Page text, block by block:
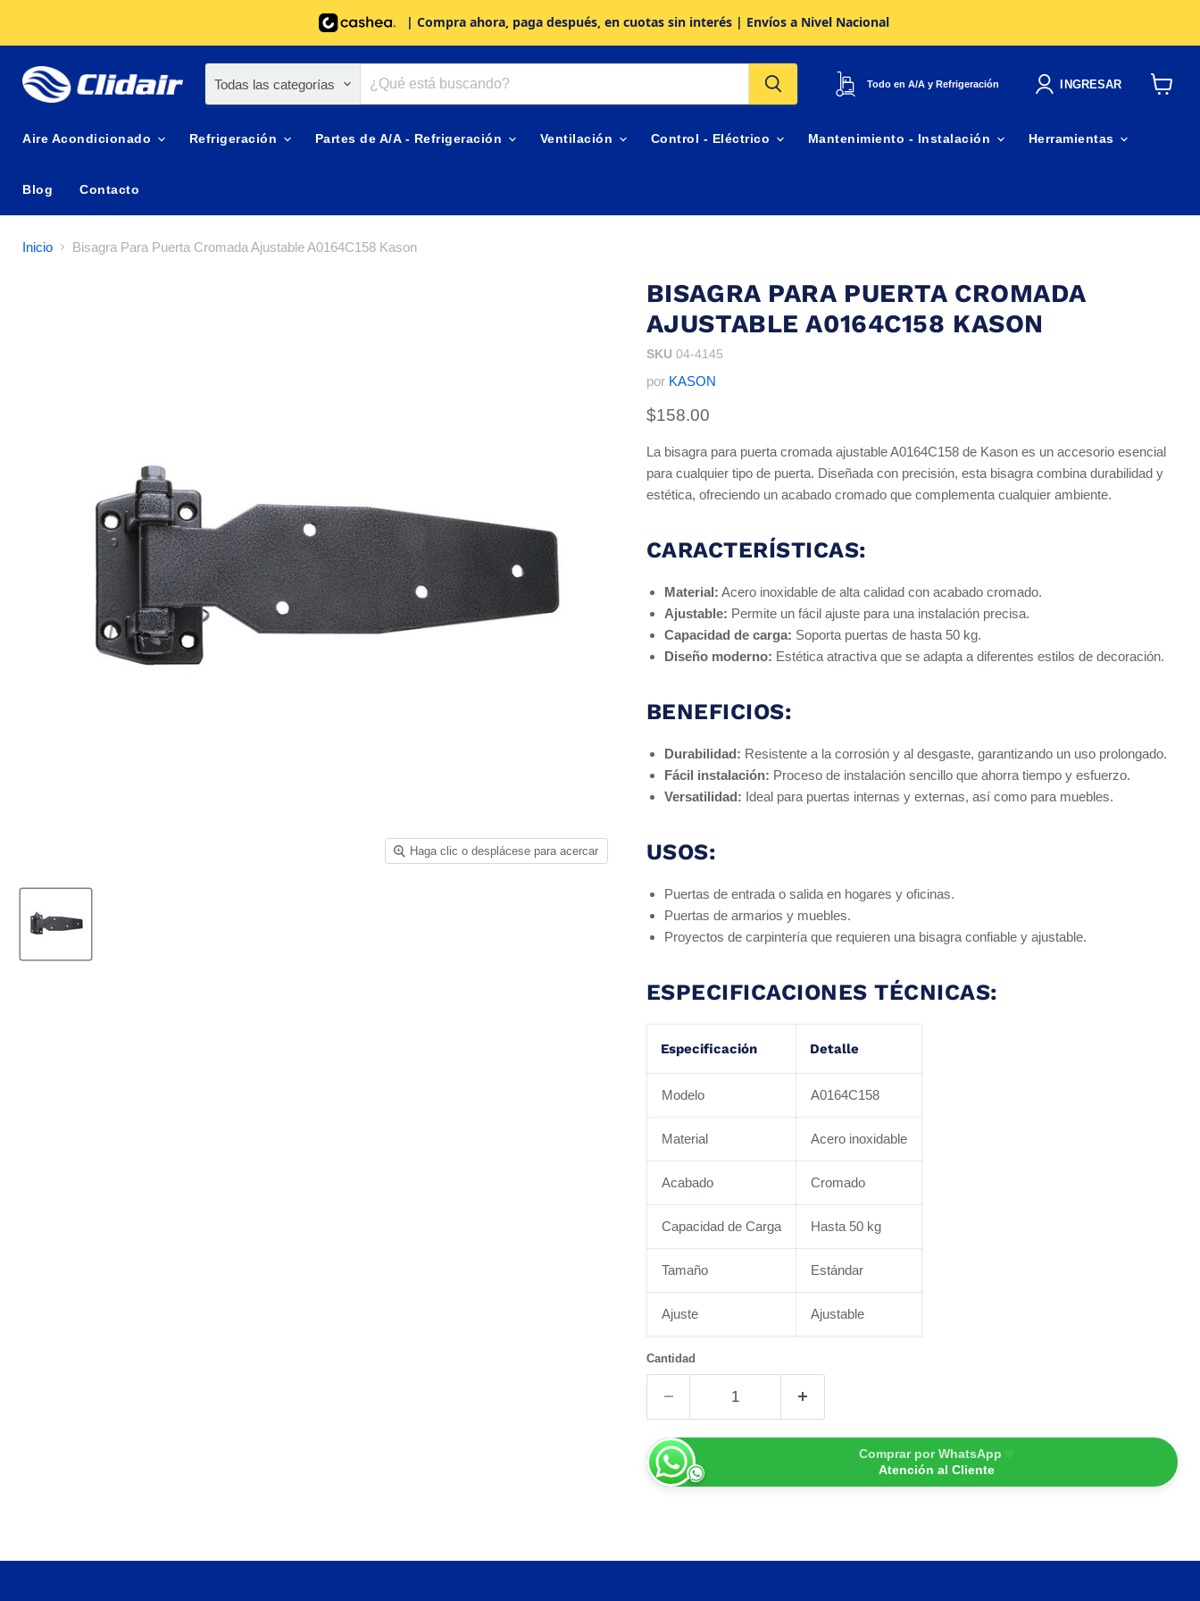
| Compra ahora, paga después, en cuotas sin interés | Envíos a Nivel Nacional
Todas las categorías Todo en A/A y Refrigeración INGRESAR
Aire Acondicionado Refrigeración Partes de A/A - Refrigeración Ventilación Control - Eléctrico Mantenimiento - Instalación Herramientas
Blog Contacto
Inicio Bisagra Para Puerta Cromada Ajustable A0164C158 Kason
Haga clic o desplácese para acercar
BISAGRA PARA PUERTA CROMADA
AJUSTABLE A0164C158 KASON
SKU 04-4145
por KASON
Precio actual
$158.00
La bisagra para puerta cromada ajustable A0164C158 de Kason es un accesorio esencial
para cualquier tipo de puerta. Diseñada con precisión, esta bisagra combina durabilidad y
estética, ofreciendo un acabado cromado que complementa cualquier ambiente.
CARACTERÍSTICAS:
Material: Acero inoxidable de alta calidad con acabado cromado.
Ajustable: Permite un fácil ajuste para una instalación precisa.
Capacidad de carga: Soporta puertas de hasta 50 kg.
Diseño moderno: Estética atractiva que se adapta a diferentes estilos de decoración.
BENEFICIOS:
Durabilidad: Resistente a la corrosión y al desgaste, garantizando un uso prolongado.
Fácil instalación: Proceso de instalación sencillo que ahorra tiempo y esfuerzo.
Versatilidad: Ideal para puertas internas y externas, así como para muebles.
USOS:
Puertas de entrada o salida en hogares y oficinas.
Puertas de armarios y muebles.
Proyectos de carpintería que requieren una bisagra confiable y ajustable.
ESPECIFICACIONES TÉCNICAS:
Especificación Detalle
Modelo A0164C158
Material Acero inoxidable
Acabado Cromado
Capacidad de Carga Hasta 50 kg
Tamaño Estándar
Ajuste Ajustable
Cantidad
Comprar por WhatsApp
Atención al Cliente